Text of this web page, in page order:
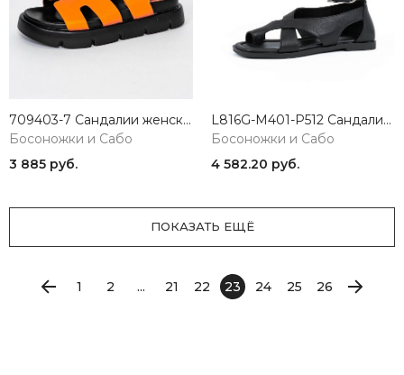
709403-7 Сандалии женские Tofa
Босоножки и Сабо
3 885 руб.
L816G-M401-P512 Сандалии женские черный 365
Босоножки и Сабо
4 582.20 руб.
ПОКАЗАТЬ ЕЩЁ
1 2 ... 21 22 23 24 25 26